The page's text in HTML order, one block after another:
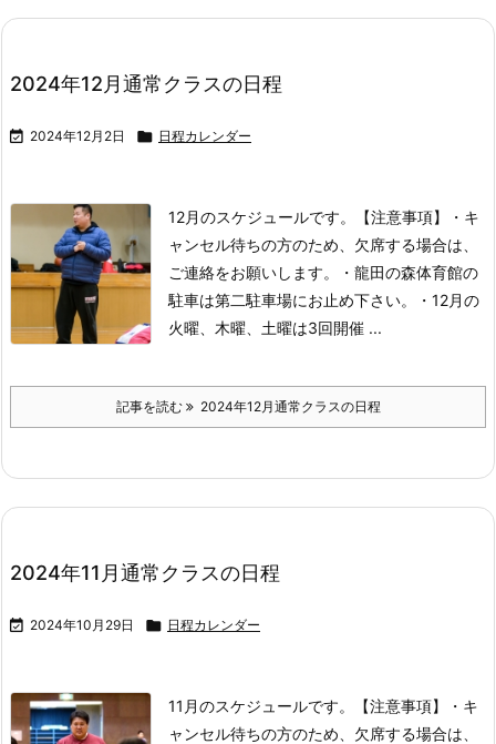
2024年12月通常クラスの日程
 2024年12月2日  日程カレンダー
12月のスケジュールです。 【注意事項】
・キ
ャンセル待ちの方のため、欠席する場合は、
ご連絡をお願いします。
・龍田の森体育館の
駐車は第二駐車場にお止め下さい。
・12月の
火曜、木曜、土曜は3回開催 ...
記事を読む 2024年12月通常クラスの日程
2024年11月通常クラスの日程
 2024年10月29日  日程カレンダー
11月のスケジュールです。 【注意事項】
・キ
ャンセル待ちの方のため、欠席する場合は、